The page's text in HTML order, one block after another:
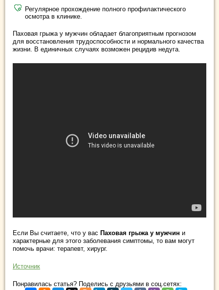
Регулярное прохождение полного профилактического
осмотра в клинике.
Паховая грыжа у мужчин обладает благоприятным прогнозом
для восстановления трудоспособности и нормального качества
жизни. В единичных случаях возможен рецидив недуга.
Если Вы считаете, что у вас Паховая грыжа у мужчин и
характерные для этого заболевания симптомы, то вам могут
помочь врачи: терапевт, хирург.
Источник
Понравилась статья? Поделись с друзьями в соц.сетях: